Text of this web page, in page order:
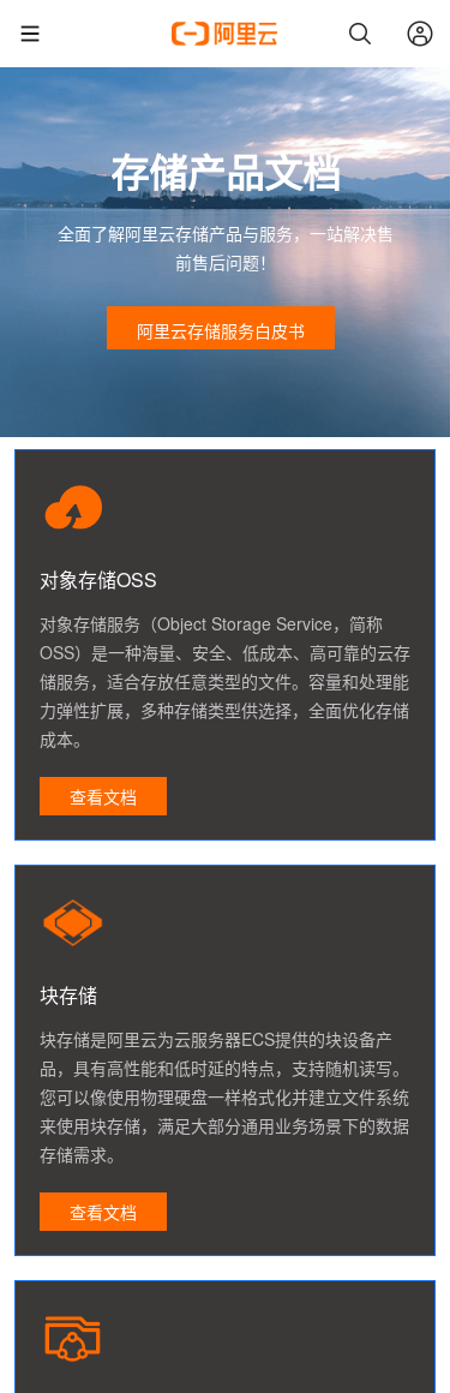
存储产品文档
全面了解阿里云存储产品与服务，一站解决售
前售后问题！
阿里云存储服务白皮书
对象存储OSS
对象存储服务（Object Storage Service，简称
OSS）是一种海量、安全、低成本、高可靠的云存
储服务，适合存放任意类型的文件。容量和处理能
力弹性扩展，多种存储类型供选择，全面优化存储
成本。
查看文档
块存储
块存储是阿里云为云服务器ECS提供的块设备产
品，具有高性能和低时延的特点，支持随机读写。
您可以像使用物理硬盘一样格式化并建立文件系统
来使用块存储，满足大部分通用业务场景下的数据
存储需求。
查看文档